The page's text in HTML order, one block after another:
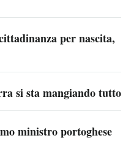
per nascita,
si sta mangiando tutto
ministro portoghese